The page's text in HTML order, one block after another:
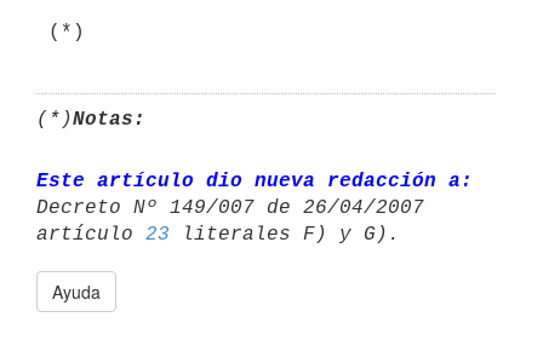
(*)
(*)Notas:
Este artículo dio nueva redacción a:
Decreto Nº 149/007 de 26/04/2007
artículo 23
Ayuda